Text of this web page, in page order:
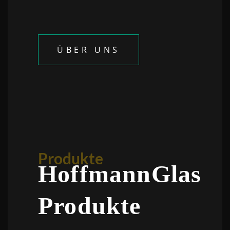
ÜBER UNS
Produkte
HoffmannGlas
Produkte